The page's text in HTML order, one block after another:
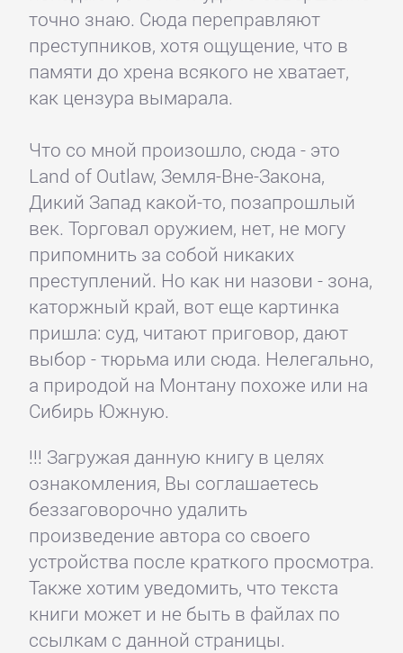
точно знаю. Сюда переправляют
преступников, хотя ощущение, что в
памяти до хрена всякого не хватает,
как цензура вымарала.
Что со мной произошло, сюда - это
Land of Outlaw, Земля-Вне-Закона,
Дикий Запад какой-то, позапрошлый
век. Торговал оружием, нет, не могу
припомнить за собой никаких
преступлений. Но как ни назови - зона,
каторжный край, вот еще картинка
пришла: суд, читают приговор, дают
выбор - тюрьма или сюда. Нелегально,
а природой на Монтану похоже или на
Сибирь Южную.
!!! Загружая данную книгу в целях
ознакомления, Вы соглашаетесь
беззаговорочно удалить
произведение автора со своего
устройства после краткого просмотра.
Также хотим уведомить, что текста
книги может и не быть в файлах по
ссылкам с данной страницы.